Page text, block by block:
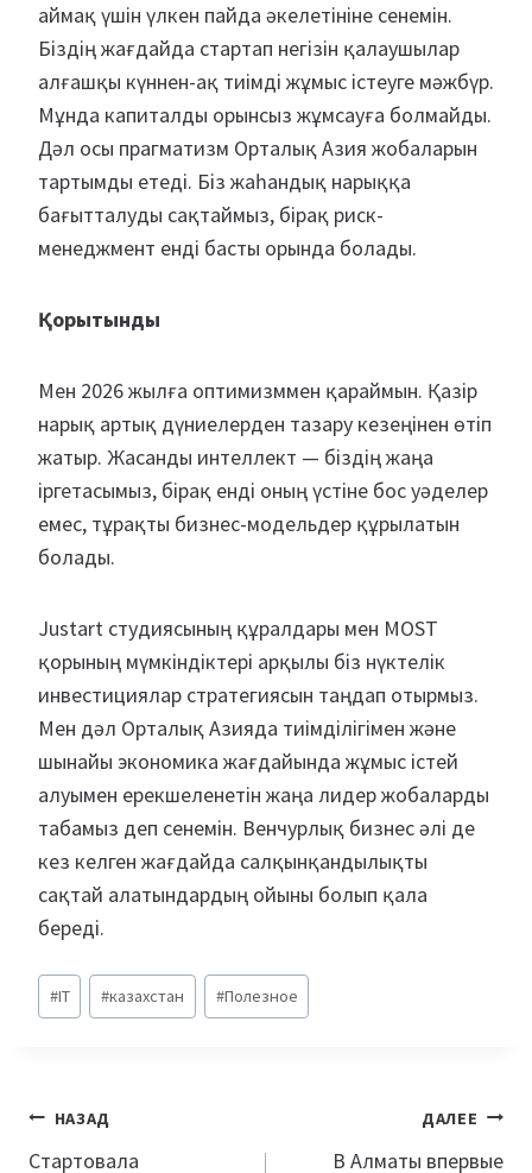
аймақ үшін үлкен пайда әкелетініне сенемін.
Біздің жағдайда стартап негізін қалаушылар
алғашқы күннен-ақ тиімді жұмыс істеуге мәжбүр.
Мұнда капиталды орынсыз жұмсауға болмайды.
Дәл осы прагматизм Орталық Азия жобаларын
тартымды етеді. Біз жаһандық нарыққа
бағытталуды сақтаймыз, бірақ риск-
менеджмент енді басты орында болады.
Қорытынды
Мен 2026 жылға оптимизммен қараймын. Қазір
нарық артық дүниелерден тазару кезеңінен өтіп
жатыр. Жасанды интеллект — біздің жаңа
іргетасымыз, бірақ енді оның үстіне бос уәделер
емес, тұрақты бизнес-модельдер құрылатын
болады.
Justart студиясының құралдары мен MOST
қорының мүмкіндіктері арқылы біз нүктелік
инвестициялар стратегиясын таңдап отырмыз.
Мен дәл Орталық Азияда тиімділігімен және
шынайы экономика жағдайында жұмыс істей
алуымен ерекшеленетін жаңа лидер жобаларды
табамыз деп сенемін. Венчурлық бизнес әлі де
кез келген жағдайда салқынқандылықты
сақтай алатындардың ойыны болып қала
береді.
Метки
записи:
#IT #казахстан #Полезное
Навигация
по
НАЗАД
Стартовала
ДАЛЕЕ
В Алматы впервые